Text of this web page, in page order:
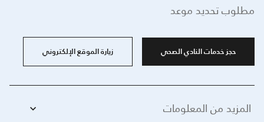
مطلوب تحديد موعد
حجز خدمات النادي الصحي زيارة الموقع الإلكتروني
المزيد من المعلومات